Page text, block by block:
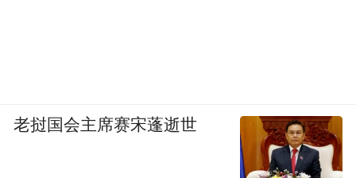
老挝国会主席赛宋蓬逝世